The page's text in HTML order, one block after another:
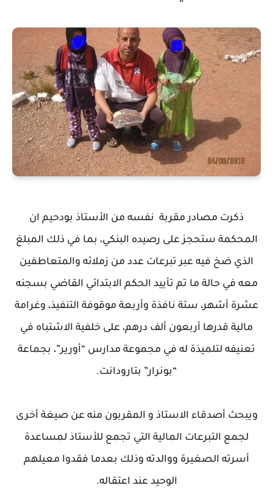
ذكرت مصادر مقربة نفسه من الأستاذ بودحيم ان
المحكمة ستحجز على رصيده البنكي، بما في ذلك المبلغ
الذي ضخ فيه عبر تبرعات عدد من زملائه والمتعاطفين
معه في حالة ما تم تأييد الحكم الابتدائي القاضي بسجنه
عشرة أشهر، ستة نافذة وأربعة موقوفة التنفيذ، وغرامة
مالية قدرها أربعون ألف درهم، على خلفية الاشتباه في
تعنيفه لتلميذة له في مجموعة مدارس “أورير”، بجماعة
“بونرار” بتارودانت.
ويبحث أصدقاء الاستاذ و المقربون منه عن صيغة أخرى
لجمع التبرعات المالية التي تجمع للأستاذ لمساعدة
أسرته الصغيرة ووالدته وذلك بعدما فقدوا معيلهم
الوحيد عند اعتقاله.